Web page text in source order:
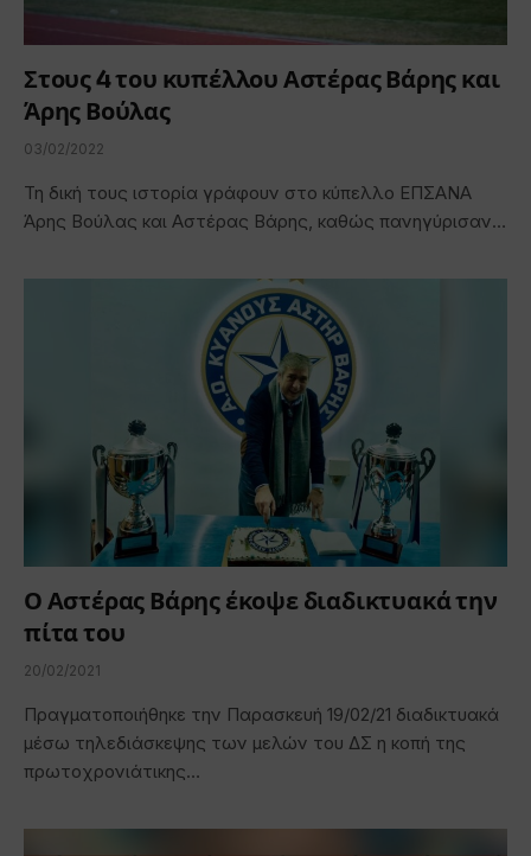
Στους 4 του κυπέλλου Αστέρας Βάρης και
Άρης Βούλας
03/02/2022
Τη δική τους ιστορία γράφουν στο κύπελλο ΕΠΣΑΝΑ
Άρης Βούλας και Αστέρας Βάρης, καθώς πανηγύρισαν…
Ο Αστέρας Βάρης έκοψε διαδικτυακά την
πίτα του
20/02/2021
Πραγματοποιήθηκε την Παρασκευή 19/02/21 διαδικτυακά
μέσω τηλεδιάσκεψης των μελών του ΔΣ η κοπή της
πρωτοχρονιάτικης…